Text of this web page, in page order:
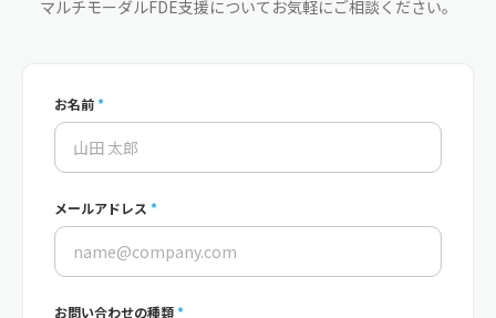
マルチモーダルFDE支援についてお気軽にご相談ください。
お名前*
メールアドレス *
お問い合わせの種類*